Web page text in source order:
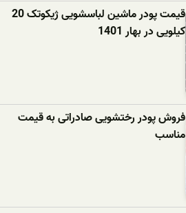
قیمت پودر ماشین لباسشویی ژیکوتک 20
کیلویی در بهار 1401
فروش پودر رختشویی صادراتی به قیمت
مناسب